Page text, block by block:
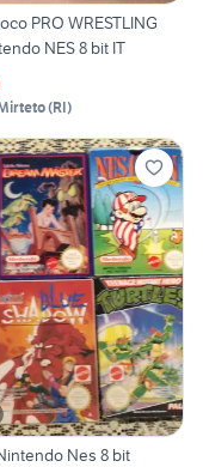
PRO WRESTLING
NES 8 bit IT
(RI)
Nes 8 bit